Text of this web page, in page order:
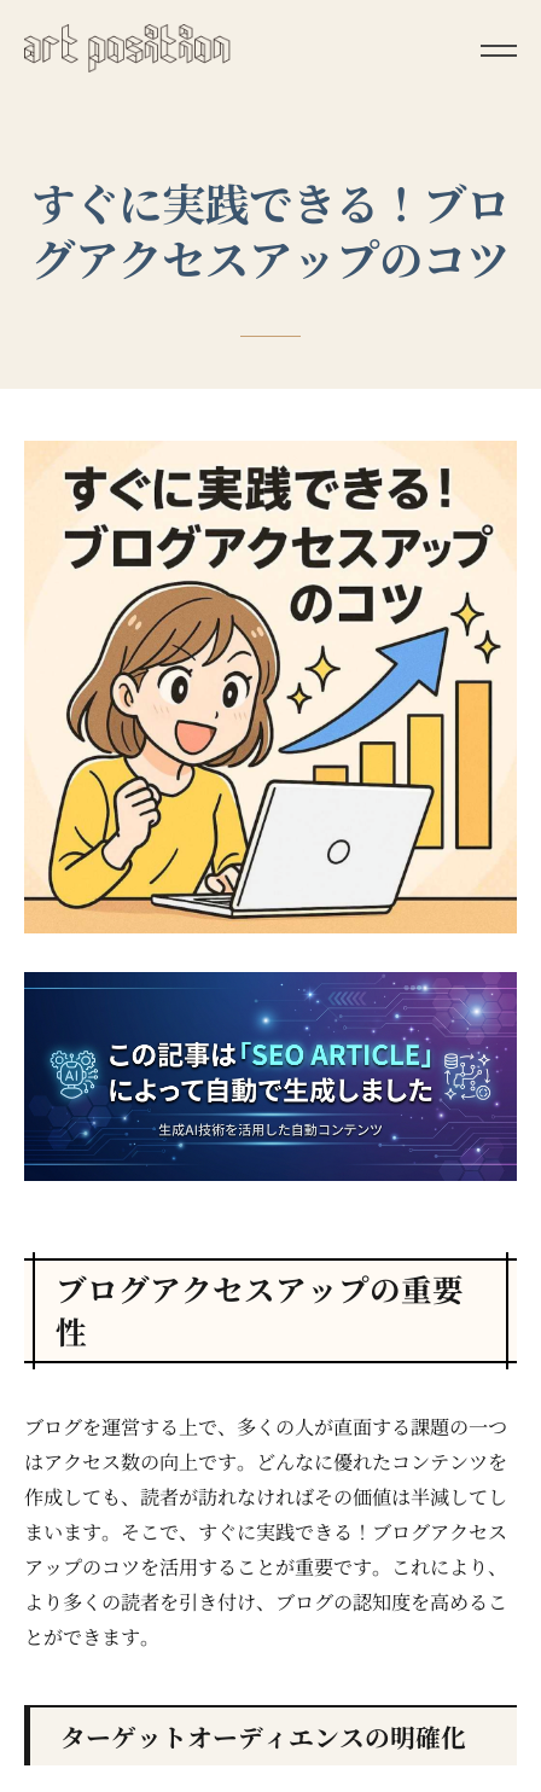
すぐに実践できる！ブロ
グアクセスアップのコツ
ブログアクセスアップの重要
性
ブログを運営する上で、多くの人が直面する課題の一つ
はアクセス数の向上です。どんなに優れたコンテンツを
作成しても、読者が訪れなければその価値は半減してし
まいます。そこで、すぐに実践できる！ブログアクセス
アップのコツを活用することが重要です。これにより、
より多くの読者を引き付け、ブログの認知度を高めるこ
とができます。
ターゲットオーディエンスの明確化